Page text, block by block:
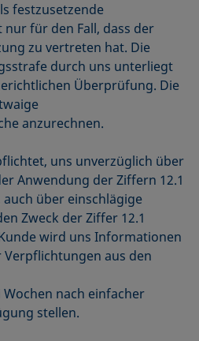
festzusetzende
für den Fall, dass der
zu vertreten hat. Die
durch uns unterliegt
Überprüfung. Die
anzurechnen.
uns unverzüglich über
Anwendung der Ziffern 12.1
über einschlägige
Zweck der Ziffer 12.1
wird uns Informationen
aus den
nach einfacher
stellen.